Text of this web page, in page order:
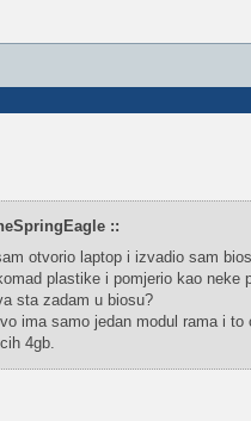
::
otvorio laptop i izvadio sam
plastike i pomjerio kao neke
sta zadam u biosu?
ima samo jedan modul rama i
4gb.